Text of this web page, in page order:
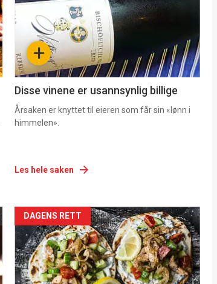
nå
3 +
Disse vinene er usannsynlig billige
Årsaken er knyttet til eieren som får sin «lønn i
himmelen».
Les hele saken
Forsiden
akkurat
nå
DAGENS RETT